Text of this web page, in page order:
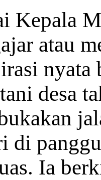
Kepala
atau
desa
di
Ia